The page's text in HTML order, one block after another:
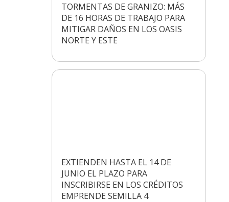
TORMENTAS DE GRANIZO: MÁS
DE 16 HORAS DE TRABAJO PARA
MITIGAR DAÑOS EN LOS OASIS
NORTE Y ESTE
EXTIENDEN HASTA EL 14 DE
JUNIO EL PLAZO PARA
INSCRIBIRSE EN LOS CRÉDITOS
EMPRENDE SEMILLA 4